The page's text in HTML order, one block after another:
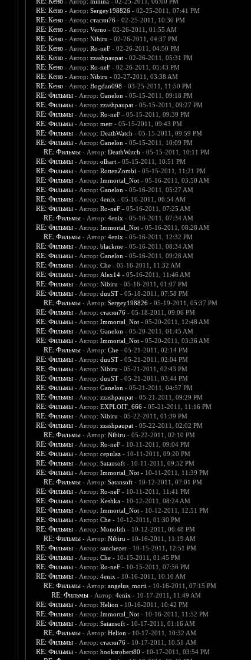
RE: Кено - Автор: Sergey198826- 02-25-2011, 07:41 PM
RE: Кено - Автор: стасян76- 02-25-2011, 10:30 PM
RE: Кено - Автор: Verno - 02-26-2011, 01:55 AM
RE: Кено - Автор: Nibiru - 02-26-2011, 04:37 PM
RE: Кено - Автор: Ro-neF- 02-26-2011, 04:50 PM
RE: Кено - Автор: zzashpaupat- 02-26-2011, 05:31 PM
RE: Кено - Автор: Ro-neF- 02-26-2011, 05:43 PM
RE: Кено - Автор: Nibiru - 02-27-2011, 03:38 AM
RE: Кено - Автор: Bogdan098 - 03-25-2011, 11:50 PM
RE: Фильмы - Автор: Ganelon - 05-15-2011, 09:18 PM
RE: Фильмы - Автор: zzashpaupat- 05-15-2011, 09:27 PM
RE: Фильмы - Автор: Ro-neF- 05-15-2011, 09:39 PM
RE: Фильмы - Автор: metr- 05-15-2011, 09:43 PM
RE: Фильмы - Автор: DeathWatch - 05-15-2011, 09:59 PM
RE: Фильмы - Автор: Ganelon - 05-15-2011, 10:09 PM
RE: Фильмы - Автор: DeathWatch - 05-15-2011, 10:11 PM
RE: Фильмы - Автор: olhart- 05-15-2011, 10:51 PM
RE: Фильмы - Автор: RottenZombi - 05-15-2011, 11:21 PM
RE: Фильмы - Автор: Immortal_Not- 05-16-2011, 03:50 AM
RE: Фильмы - Автор: Ganelon - 05-16-2011, 05:27 AM
RE: Фильмы - Автор: 4enix - 05-16-2011, 06:54 AM
RE: Фильмы - Автор: Ro-neF- 05-16-2011, 07:25 AM
RE: Фильмы - Автор: 4enix - 05-16-2011, 07:34 AM
RE: Фильмы - Автор: Immortal_Not- 05-16-2011, 08:28 AM
RE: Фильмы - Автор: 4enix - 05-16-2011, 12:32 PM
RE: Фильмы - Автор: blackme- 05-16-2011, 08:34 AM
RE: Фильмы - Автор: Ganelon - 05-16-2011, 09:28 AM
RE: Фильмы - Автор: Che- 05-16-2011, 11:32 AM
RE: Фильмы - Автор: Alex14- 05-16-2011, 11:46 AM
RE: Фильмы - Автор: Nibiru - 05-16-2011, 01:07 PM
RE: Фильмы - Автор: duuST- 05-18-2011, 07:58 PM
RE: Фильмы - Автор: Sergey198826- 05-19-2011, 05:37 PM
RE: Фильмы - Автор: стасян76- 05-18-2011, 09:06 PM
RE: Фильмы - Автор: Immortal_Not- 05-20-2011, 12:48 AM
RE: Фильмы - Автор: Ganelon - 05-20-2011, 01:45 AM
RE: Фильмы - Автор: Immortal_Not- 05-20-2011, 03:36 AM
RE: Фильмы - Автор: Che- 05-21-2011, 02:14 PM
RE: Фильмы - Автор: duuST- 05-21-2011, 02:04 PM
RE: Фильмы - Автор: Nibiru - 05-21-2011, 02:43 PM
RE: Фильмы - Автор: duuST- 05-21-2011, 03:44 PM
RE: Фильмы - Автор: Ganelon - 05-21-2011, 04:57 PM
RE: Фильмы - Автор: zzashpaupat- 05-21-2011, 09:29 PM
RE: Фильмы - Автор: EXPLOIT_666- 05-21-2011, 11:16 PM
RE: Фильмы - Автор: Nibiru - 05-22-2011, 01:39 PM
RE: Фильмы - Автор: zzashpaupat- 05-22-2011, 02:02 PM
RE: Фильмы - Автор: Nibiru - 05-22-2011, 02:10 PM
RE: Фильмы - Автор: Ro-neF- 10-11-2011, 09:04 PM
RE: Фильмы - Автор: cepulaz- 10-11-2011, 09:20 PM
RE: Фильмы - Автор: Satansoft- 10-11-2011, 09:52 PM
RE: Фильмы - Автор: Immortal_Not- 10-11-2011, 11:39 PM
RE: Фильмы - Автор: Satansoft- 10-12-2011, 07:01 PM
RE: Фильмы - Автор: Ro-neF- 10-11-2011, 11:41 PM
RE: Фильмы - Автор: Keshka- 10-12-2011, 08:24 AM
RE: Фильмы - Автор: Immortal_Not- 10-12-2011, 12:51 PM
RE: Фильмы - Автор: Che- 10-12-2011, 01:30 PM
RE: Фильмы - Автор: Monolith - 10-12-2011, 06:48 PM
RE: Фильмы - Автор: Nibiru - 10-16-2011, 11:19 AM
RE: Фильмы - Автор: sanchezer- 10-15-2011, 12:51 PM
RE: Фильмы - Автор: Che- 10-15-2011, 01:45 PM
RE: Фильмы - Автор: Ro-neF- 10-15-2011, 07:56 PM
RE: Фильмы - Автор: 4enix - 10-16-2011, 10:10 AM
RE: Фильмы - Автор: angelus_morti - 10-16-2011, 07:15 PM
RE: Фильмы - Автор: 4enix - 10-17-2011, 11:49 AM
RE: Фильмы - Автор: Helion - 10-16-2011, 10:42 PM
RE: Фильмы - Автор: Immortal_Not- 10-16-2011, 11:52 PM
RE: Фильмы - Автор: Satansoft- 10-17-2011, 01:16 AM
RE: Фильмы - Автор: Helion - 10-17-2011, 10:32 AM
RE: Фильмы - Автор: стасян76- 10-17-2011, 10:51 AM
RE: Фильмы - Автор: hooksrobert80 - 10-17-2011, 03:54 PM